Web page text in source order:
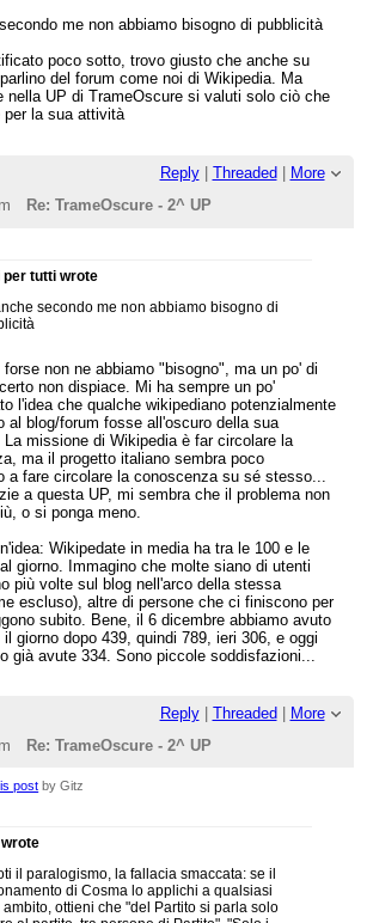
questa UP ha sempre ragione su tutto:
ha perso completamente la fiducia
comunitá e in queste condizioni è
con wikipedia, visto che anche lui
a ribattere sui singoli diff e non sulle
all'atteggiamento complessivo". Bisogna
che in una UP è difficile trovare le
di replicare alle molte sciocchezze su cui
me non abbiamo bisogno di pubblicità
poco sotto, trovo giusto che anche su
del forum come noi di Wikipedia. Ma
nella UP di TrameOscure si valuti solo ciò che
per la sua attività
Reply| Threaded
More
Re: TrameOscure - 2^ UP
per tutti wrote
secondo me non abbiamo bisogno di
non ne abbiamo "bisogno", ma un po' di
non dispiace. Mi ha sempre un po'
l'idea che qualche wikipediano potenzialmente
al blog/forum fosse all'oscuro della sua
missione di Wikipedia è far circolare la
ma il progetto italiano sembra poco
a fare circolare la conoscenza su sé stesso...
a questa UP, mi sembra che il problema non
o si ponga meno.
Wikipedate in media ha tra le 100 e le
giorno. Immagino che molte siano di utenti
più volte sul blog nell'arco della stessa
escluso), altre di persone che ci finiscono per
subito. Bene, il 6 dicembre abbiamo avuto
giorno dopo 439, quindi 789, ieri 306, e oggi
già avute 334. Sono piccole soddisfazioni...
Reply| Threaded | More
Re: TrameOscure - 2^ UP
post by Gitz
il paralogismo, la fallacia smaccata: se il
di Cosma lo applichi a qualsiasi
ambito, ottieni che "del Partito si parla solo